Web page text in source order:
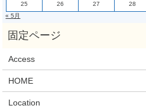
25 26 27 28
« 5月
Access
HOME
Location